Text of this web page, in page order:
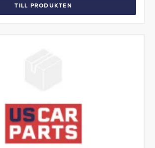
TILL PRODUKTEN